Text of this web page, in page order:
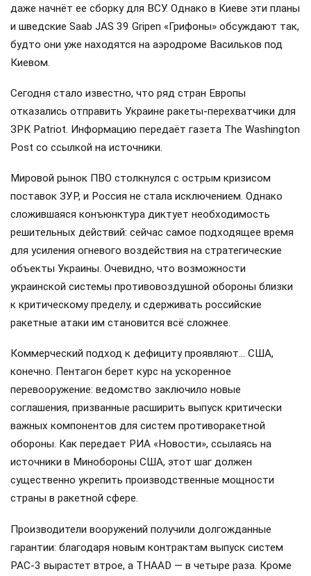
даже начнёт ее сборку для ВСУ. Однако в Киеве эти планы
и шведские Saab JAS 39 Gripen «Грифоны» обсуждают так,
будто они уже находятся на аэродроме Васильков под
Киевом.
Сегодня стало известно, что ряд стран Европы
отказались отправить Украине ракеты-перехватчики для
ЗРК Patriot. Информацию передаёт газета The Washington
Post со ссылкой на источники.
Мировой рынок ПВО столкнулся с острым кризисом
поставок ЗУР, и Россия не стала исключением. Однако
сложившаяся конъюнктура диктует необходимость
решительных действий: сейчас самое подходящее время
для усиления огневого воздействия на стратегические
объекты Украины. Очевидно, что возможности
украинской системы противовоздушной обороны близки
к критическому пределу, и сдерживать российские
ракетные атаки им становится всё сложнее.
Коммерческий подход к дефициту проявляют… США,
конечно. Пентагон берет курс на ускоренное
перевооружение: ведомство заключило новые
соглашения, призванные расширить выпуск критически
важных компонентов для систем противоракетной
обороны. Как передает РИА «Новости», ссылаясь на
источники в Минобороны США, этот шаг должен
существенно укрепить производственные мощности
страны в ракетной сфере.
Производители вооружений получили долгожданные
гарантии: благодаря новым контрактам выпуск систем
PAC-3 вырастет втрое, а THAAD — в четыре раза. Кроме